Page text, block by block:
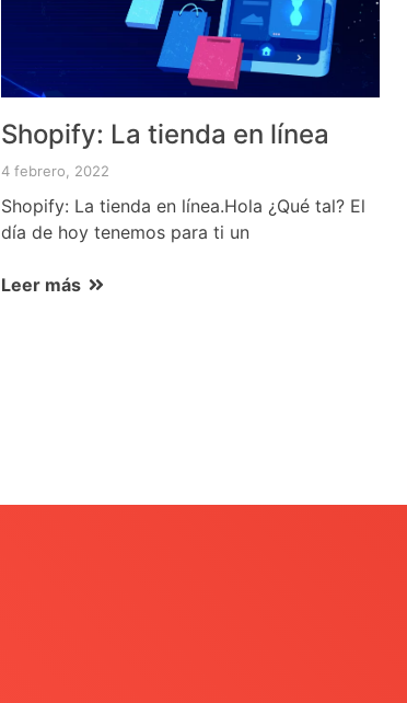
Shopify: La tienda en línea
4 febrero, 2022
Shopify: La tienda en línea.Hola ¿Qué tal? El
día de hoy tenemos para ti un
Leer más